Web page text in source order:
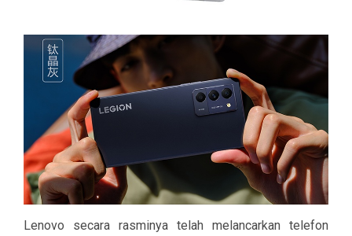
Lenovo secara rasminya telah melancarkan telefon